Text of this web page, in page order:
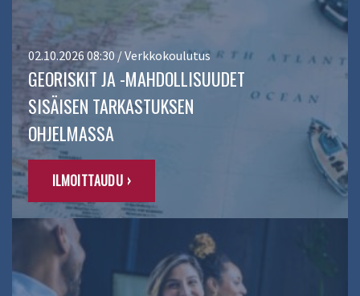
02.10.2026 08:30 / Verkkokoulutus
GEORISKIT JA -MAHDOLLISUUDET
SISÄISEN TARKASTUKSEN
OHJELMASSA
ILMOITTAUDU ›